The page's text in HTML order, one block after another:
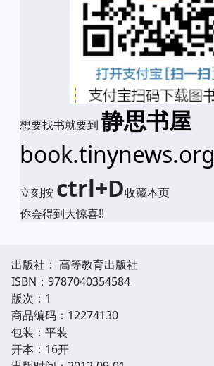
想要找书就要到 静思书屋
book.tinynews.org
立刻按 ctrl+D收藏本页
你会得到大惊喜!!
出版社： 高等教育出版社
ISBN：9787040354584
版次：1
商品编码：12274130
包装：平装
开本：16开